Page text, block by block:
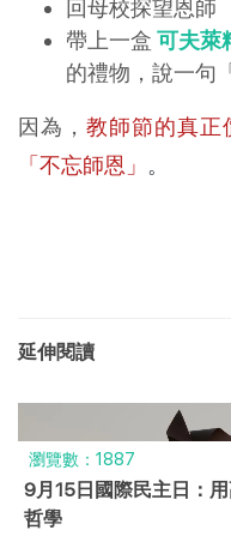
回母校探望恩師
帶上一盒 可夫萊
的禮物，說一句
因為，教師節的真正
「不忘師恩」 。
延伸閱讀
瀏覽數：1887
9月15日國際民主日：
哲學